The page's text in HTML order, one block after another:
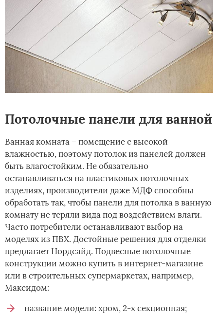
Потолочные панели для ванной
Ванная комната – помещение с высокой
влажностью, поэтому потолок из панелей должен
быть влагостойким. Не обязательно
останавливаться на пластиковых потолочных
изделиях, производители даже МДФ способны
обработать так, чтобы панели для потолка в ванную
комнату не теряли вида под воздействием влаги.
Часто потребители останавливают выбор на
моделях из ПВХ. Достойные решения для отделки
предлагает Нордсайд. Подвесные потолочные
конструкции можно купить в интернет-магазине
или в строительных супермаркетах, например,
Максидом:
название модели: хром, 2-х секционная;